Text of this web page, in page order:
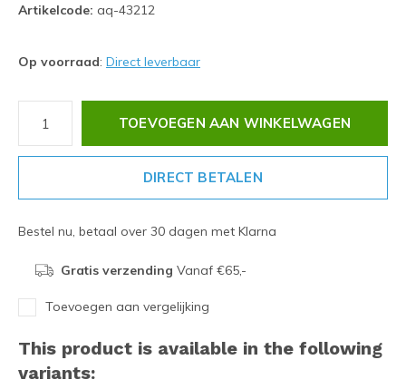
Artikelcode: aq-43212
Op voorraad: Direct leverbaar
TOEVOEGEN AAN WINKELWAGEN
DIRECT BETALEN
Bestel nu, betaal over 30 dagen met Klarna
Gratis verzending Vanaf €65,-
Toevoegen aan vergelijking
This product is available in the following
variants: